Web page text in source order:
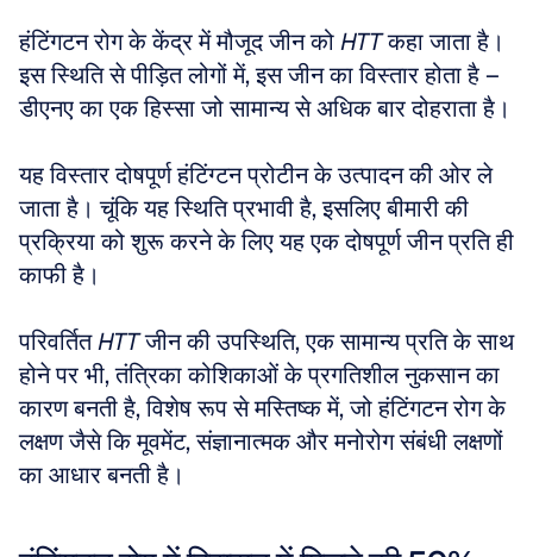
हंटिंगटन रोग के केंद्र में मौजूद जीन को HTT कहा जाता है।
इस स्थिति से पीड़ित लोगों में, इस जीन का विस्तार होता है –
यह विस्तार दोषपूर्ण हंटिंग्टन प्रोटीन के उत्पादन की ओर ले
जाता है। चूंकि यह स्थिति प्रभावी है, इसलिए बीमारी की
प्रक्रिया को शुरू करने के लिए यह एक दोषपूर्ण जीन प्रति ही
काफी है।
परिवर्तित HTT जीन की उपस्थिति, एक सामान्य प्रति के साथ
होने पर भी, तंत्रिका कोशिकाओं के प्रगतिशील नुकसान का
कारण बनती है, विशेष रूप से मस्तिष्क में, जो हंटिंगटन रोग के
लक्षण जैसे कि मूवमेंट, संज्ञानात्मक और मनोरोग संबंधी लक्षणों
का आधार बनती है।